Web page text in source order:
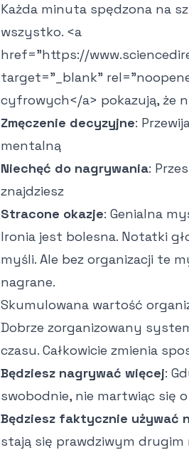
Każda minuta spędzona na
wszystko. <a
href="https://
target="_blank"
cyfrowych</a> pokazują, że
Zmęczenie decyzyjne:
mentalną
Niechęć do nagrywania:
znajdziesz
Stracone okazje: Genialna
Ironia jest bolesna. Notatki
myśli. Ale bez organizacji te
nagrane.
Skumulowana wartość
Dobrze zorganizowany
czasu. Całkowicie zmienia
Będziesz nagrywać więcej:
swobodnie, nie martwiąc się
Będziesz faktycznie używać
stają się prawdziwym